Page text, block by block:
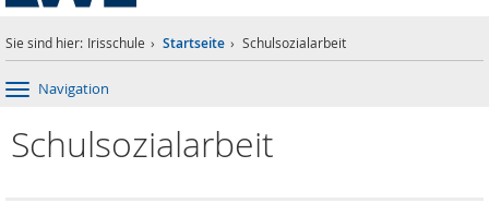
Sie sind hier: Irisschule Startseite Schulsozialarbeit
Navigation
Schulsozialarbeit